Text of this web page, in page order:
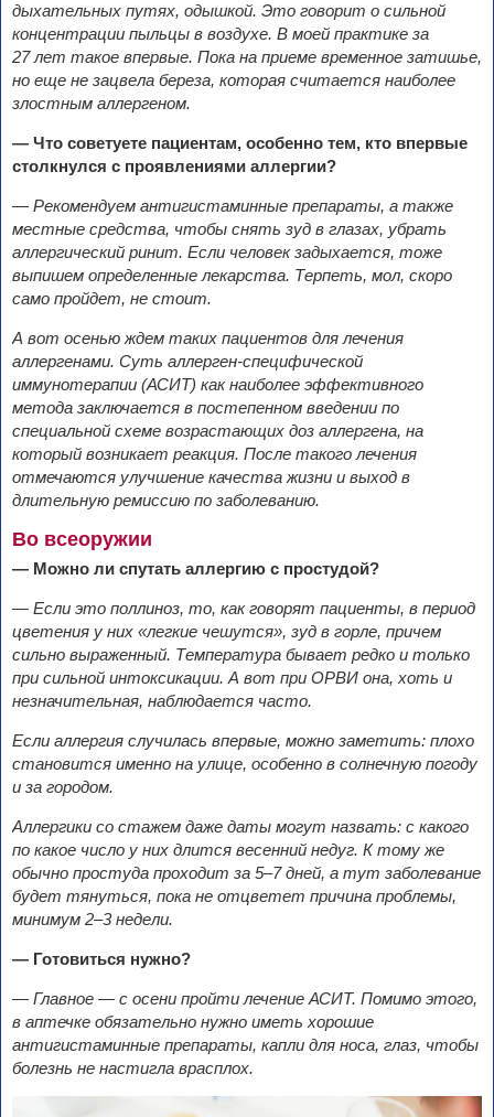
дыхательных путях, одышкой. Это говорит о сильной
концентрации пыльцы в воздухе. В моей практике за
27 лет такое впервые. Пока на приеме временное затишье,
но еще не зацвела береза, которая считается наиболее
злостным аллергеном.
— Что советуете пациентам, особенно тем, кто впервые
столкнулся с проявлениями аллергии?
— Рекомендуем антигистаминные препараты, а также
местные средства, чтобы снять зуд в глазах, убрать
аллергический ринит. Если человек задыхается, тоже
выпишем определенные лекарства. Терпеть, мол, скоро
само пройдет, не стоит.
А вот осенью ждем таких пациентов для лечения
аллергенами. Суть аллерген-специфической
иммунотерапии (АСИТ) как наиболее эффективного
метода заключается в постепенном введении по
специальной схеме возрастающих доз аллергена, на
который возникает реакция. После такого лечения
отмечаются улучшение качества жизни и выход в
длительную ремиссию по заболеванию.
Во всеоружии
— Можно ли спутать аллергию с простудой?
— Если это поллиноз, то, как говорят пациенты, в период
цветения у них «легкие чешутся», зуд в горле, причем
сильно выраженный. Температура бывает редко и только
при сильной интоксикации. А вот при ОРВИ она, хоть и
незначительная, наблюдается часто.
Если аллергия случилась впервые, можно заметить: плохо
становится именно на улице, особенно в солнечную погоду
и за городом.
Аллергики со стажем даже даты могут назвать: с какого
по какое число у них длится весенний недуг. Ктому же
обычно простуда проходит за 5–7 дней, а тут заболевание
будет тянуться, пока не отцветет причина проблемы,
минимум 2–3 недели.
— Готовиться нужно?
— Главное — с осени пройти лечение АСИТ. Помимо этого,
в аптечке обязательно нужно иметь хорошие
антигистаминные препараты, капли для носа, глаз, чтобы
болезнь не настигла врасплох.